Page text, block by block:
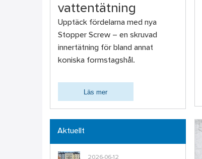
vattentätning
Upptäck fördelarna med nya
Stopper Screw – en skruvad
innertätning för bland annat
koniska formstagshål.
Läs mer
Aktuellt
2026-06-12